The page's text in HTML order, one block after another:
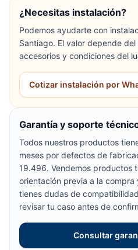
¿Necesitas instalación?
Podemos ayudarte con
Santiago. El valor depende
accesorios y condiciones del
Cotizar instalación por
Garantía y soporte
Todos nuestros productos
meses por defectos de
19.496. Vendemos productos
orientación previa a la
tienes dudas de
revisar tu caso antes de
Consultar